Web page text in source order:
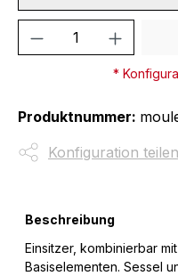
Produkt
*
Produktnummer:
Konfiguration teilen
Beschreibung
Einsitzer, kombinierbar
Basiselementen. Sessel